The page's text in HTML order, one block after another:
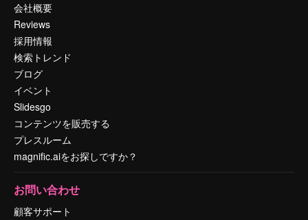
会社概要
Reviews
採用情報
検索トレンド
ブログ
イベント
Slidesgo
コンテンツを販売する
プレスルーム
magnific.aiをお探しですか？
お問い合わせ
顧客サポート